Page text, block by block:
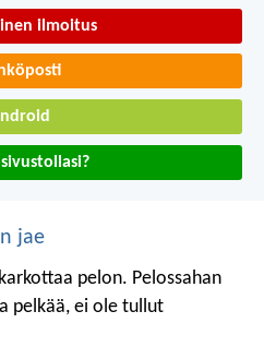
ilmoitus
jae
pelon. Pelossahan
pelkää, ei ole tullut